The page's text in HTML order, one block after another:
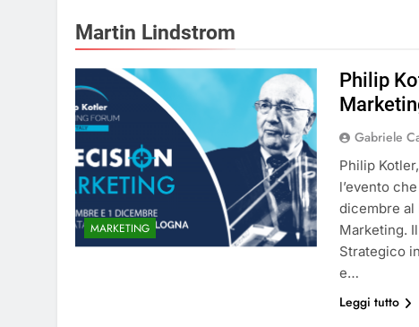
Martin Lindstrom
MARKETING
Philip
Gabriele
Philip
l’evento
dicembre al
Marketing.
Strategico
e…
Leggi tutto